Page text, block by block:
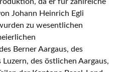
Johann Heinrich Egli
zu wesentlichen
Berner Aargaus, des
des östlichen Aargaus,